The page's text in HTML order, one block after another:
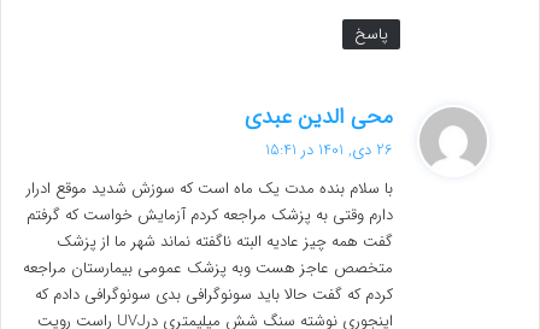
پاسخ
محی الدین عبدی
:
26 دی, 1401 در 15:41
با سلام بنده مدت یک ماه است که سوزش شدید موقع ادرار
دارم وقتی به پزشک مراجعه کردم آزمایش خواست که گرفتم
گفت همه چیز عادیه البته ناگفته نماند شهر ما از پزشک
متخصص عاجز هست وبه پزشک عمومی بیمارستان مراجعه
کردم که گفت حالا باید سونوگرافی بدی سونوگرافی دادم که
اینجوری نوشته سنگ شش میلیمتری درUVJ راست رویت